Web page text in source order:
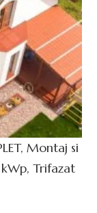
Montaj si
Trifazat